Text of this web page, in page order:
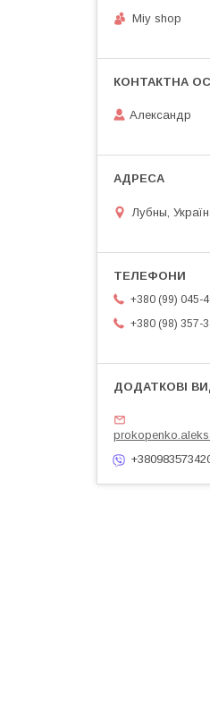
Miy shop
Александр
Лубны,
+380 (99) 045-
+380 (98) 357-